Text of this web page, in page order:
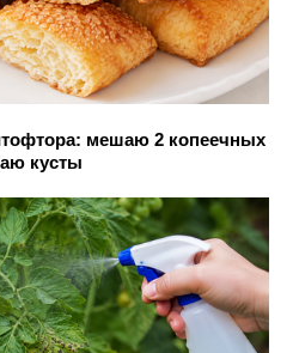
мешаю 2 копеечных
кусты